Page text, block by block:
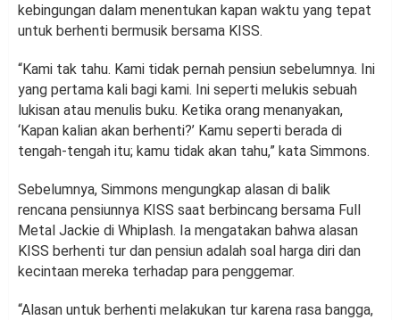
kebingungan dalam menentukan kapan waktu yang tepat
untuk berhenti bermusik bersama KISS.
“Kami tak tahu. Kami tidak pernah pensiun sebelumnya. Ini
yang pertama kali bagi kami. Ini seperti melukis sebuah
lukisan atau menulis buku. Ketika orang menanyakan,
‘Kapan kalian akan berhenti?’ Kamu seperti berada di
tengah-tengah itu; kamu tidak akan tahu,” kata Simmons.
Sebelumnya, Simmons mengungkap alasan di balik
rencana pensiunnya KISS saat berbincang bersama Full
Metal Jackie di Whiplash. Ia mengatakan bahwa alasan
KISS berhenti tur dan pensiun adalah soal harga diri dan
kecintaan mereka terhadap para penggemar.
“Alasan untuk berhenti melakukan tur karena rasa bangga,